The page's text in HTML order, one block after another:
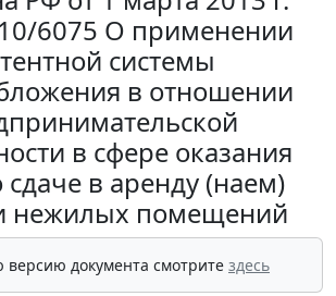
6075 О применении
системы
в отношении
в сфере оказания
сдаче в аренду (наем)
нежилых помещений
версию документа смотрите здесь